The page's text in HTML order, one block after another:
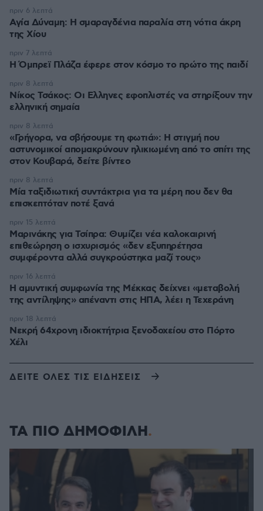
Αγία Δύναμη: H σμαραγδένια παραλία στη νότια άκρη
της Χίου
πριν 6 λεπτά
Η Όμπρεϊ Πλάζα έφερε στον κόσμο το πρώτο της παιδί
πριν 7 λεπτά
Νίκος Τσάκος: Οι Ελληνες εφοπλιστές να στηρίξουν την
ελληνική σημαία
πριν 8 λεπτά
«Γρήγορα, να σβήσουμε τη φωτιά»: Η στιγμή που
αστυνομικοί απομακρύνουν ηλικιωμένη από το σπίτι της
στον Κουβαρά, δείτε βίντεο
πριν 8 λεπτά
Μία ταξιδιωτική συντάκτρια για τα μέρη που δεν θα
επισκεπτόταν ποτέ ξανά
πριν 8 λεπτά
Μαρινάκης για Τσίπρα: Θυμίζει νέα καλοκαιρινή
επιθεώρηση ο ισχυρισμός «δεν εξυπηρέτησα
συμφέροντα αλλά συγκρούστηκα μαζί τους»
πριν 15 λεπτά
Η αμυντική συμφωνία της Μέκκας δείχνει «μεταβολή
της αντίληψης» απέναντι στις ΗΠΑ, λέει η Τεχεράνη
πριν 16 λεπτά
Νεκρή 64χρονη ιδιοκτήτρια ξενοδοχείου στο Πόρτο
Χέλι
πριν 18 λεπτά
ΔΕΙΤΕ ΟΛΕΣ ΤΙΣ ΕΙΔΗΣΕΙΣ
ΤΑ ΠΙΟ ΔΗΜΟΦΙΛΗ